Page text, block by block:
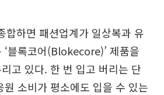
합하면 패션업계가 일상복과 유
‘블록코어(Blokecore)’ 제품을
고 있다. 한 번 입고 버리는 단
소비가 평소에도 입을 수 있는